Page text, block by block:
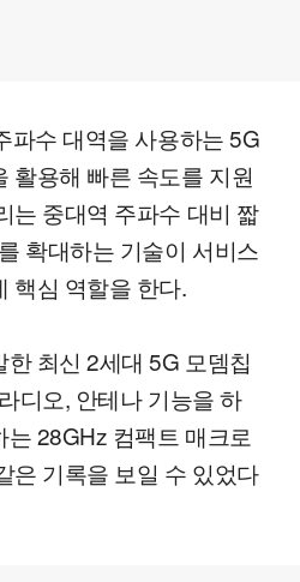
파수 대역을 사용하는 5G
활용해 빠른 속도를 지원
는 중대역 주파수 대비 짧
확대하는 기술이 서비스
핵심 역할을 한다.
최신 2세대 5G 모뎀칩
디오, 안테나 기능을 하
28GHz 컴팩트 매크로
은 기록을 보일 수 있었다